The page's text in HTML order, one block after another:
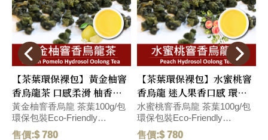
【茶葉環保裸包】黃金柚窨
香烏龍茶 口感柔滑 柚香沁
入心脾 環保包裝Eco-
Friendly Pack
黃金柚窨香烏龍 茶葉100g/包
環保包裝Eco-Friendly
Packaging 口感柔滑,帶濃郁柚
售價:$ 780
【茶葉環保裸包】水蜜桃窨
香烏龍 迷人果香口感 環保
包裝Eco-Friendly
Packaging
水蜜桃窨香烏龍 茶葉100g/包
環保包裝Eco-Friendly
Packaging 具有水蜜桃風味的
售價:$ 780